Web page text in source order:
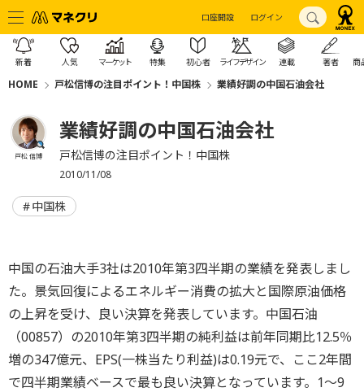
口座開設 ログイン
新着 人気 マーケット 特集 初心者 ライフデザイン 連載 著者 商
HOME 戸松信博の注目ポイント！中国株 業績好調の中国石油会社
戸松 信博
業績好調の中国石油会社
戸松信博の注目ポイント！中国株
2010/11/08
中国株
中国の石油大手3社は2010年第3四半期の業績を発表しまし
た。景気回復によるエネルギー消費の拡大と国際原油価格
の上昇を受け、良い決算を発表しています。中国石油
（00857）の2010年第3四半期の純利益は前年同期比12.5％
増の347億元、EPS(一株当たり利益)は0.19元で、ここ2年間
で四半期業績ベースで最も良い決算となっています。1～9